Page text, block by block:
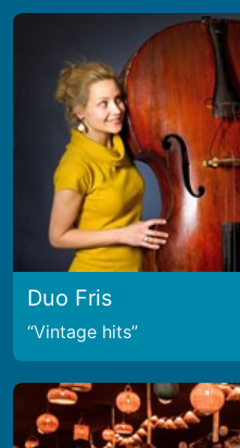
Duo Fris
Vintage hits